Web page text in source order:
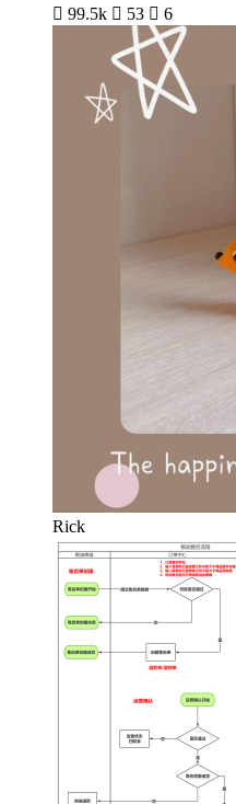
 99.5k  53  6
Rick